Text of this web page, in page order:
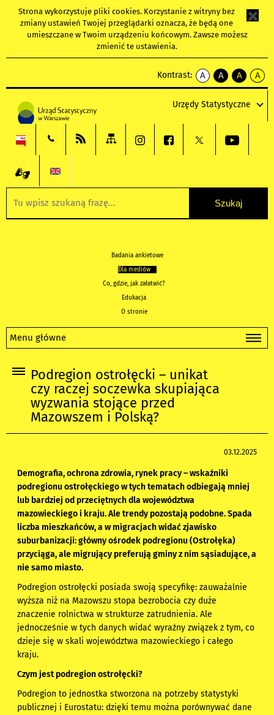
Strona wykorzystuje pliki cookies. Korzystanie z witryny bez
zmiany ustawień Twojej przeglądarki oznacza, że będą one
umieszczane w Twoim urządzeniu końcowym. Zawsze możesz
zmienić te ustawienia.
Kontrast:
A
kontrast
A
kontrast
tekst
czarnym
A
kontrast
tekst
czarnym
A
tekst
żółtym
Urzędy Statystyczne
Badania ankietowe
Dla mediów
Co, gdzie, jak załatwić?
Edukacja
O stronie
Menu główne
Podregion ostrołęcki – unikat
czy raczej soczewka skupiająca
wyzwania stojące przed
Mazowszem i Polską?
03.12.2025
Demografia, ochrona zdrowia, rynek pracy – wskaźniki
podregionu ostrołęckiego w tych tematach odbiegają mniej
lub bardziej od przeciętnych dla województwa
mazowieckiego i kraju. Ale trendy pozostają podobne. Spada
liczba mieszkańców, a w migracjach widać zjawisko
suburbanizacji: główny ośrodek podregionu (Ostrołęka)
przyciąga, ale migrujący preferują gminy z nim sąsiadujące, a
nie samo miasto.
Podregion ostrołęcki posiada swoją specyfikę: zauważalnie
wyższa niż na Mazowszu stopa bezrobocia czy duże
znaczenie rolnictwa w strukturze zatrudnienia. Ale
jednocześnie w tych danych widać wyraźny związek z tym, co
dzieje się w skali województwa mazowieckiego i całego
kraju.
Czym jest podregion ostrołęcki?
Podregion to jednostka stworzona na potrzeby statystyki
publicznej i Eurostatu: dzięki temu można porównywać dane